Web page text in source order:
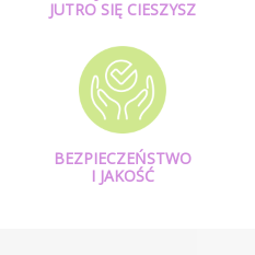
JUTRO SIĘ CIESZYSZ
BEZPIECZEŃSTWO
I JAKOŚĆ